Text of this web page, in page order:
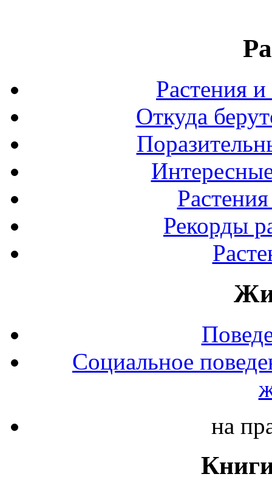
Растения
Откуда
Рекорды
Социальное
на